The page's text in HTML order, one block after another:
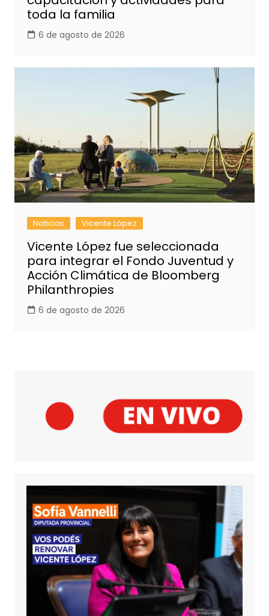
toda la familia
6 de agosto de 2026
Noticias Vicente López
Vicente López fue seleccionada
para integrar el Fondo Juventud y
Acción Climática de Bloomberg
Philanthropies
6 de agosto de 2026